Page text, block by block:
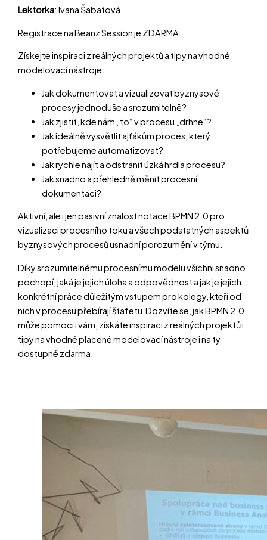
Lektorka: Ivana Šabatová
Registrace na Beanz Session je ZDARMA.
Získejte inspiraci z reálných projektů a tipy na vhodné
modelovací nástroje:
Jak dokumentovat a vizualizovat byznysové
procesy jednoduše a srozumitelně?
Jak zjistit, kde nám „to“ v procesu „drhne“?
Jak ideálně vysvětlit ajťákům proces, který
potřebujeme automatizovat?
Jak rychle najít a odstranit úzká hrdla procesu?
Jak snadno a přehledně měnit procesní
dokumentaci?
Aktivní, ale i jen pasivní znalost notace BPMN 2.0 pro
vizualizaci procesního toku a všech podstatných aspektů
byznysových procesů usnadní porozumění v týmu.
Díky srozumitelnému procesnímu modelu všichni snadno
pochopí, jaká je jejich úloha a odpovědnost a jak je jejich
konkrétní práce důležitým vstupem pro kolegy, kteří od
nich v procesu přebírají štafetu.Dozvíte se, jak BPMN 2.0
může pomoci i vám, získáte inspiraci z reálných projektů i
tipy na vhodné placené modelovací nástroje i na ty
dostupné zdarma.